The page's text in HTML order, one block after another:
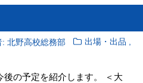
: 北野高校総務部 出場・出品 ,
の予定を紹介します。 ＜大